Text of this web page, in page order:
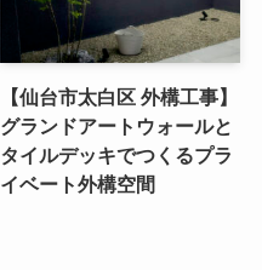
【仙台市太白区 外構工事】
グランドアートウォールと
タイルデッキでつくるプラ
イベート外構空間